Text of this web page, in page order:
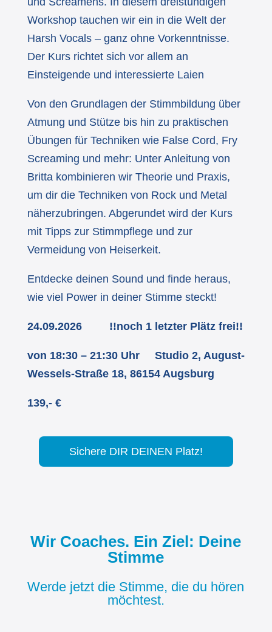
Workshop tauchen wir ein in die Welt der
Harsh Vocals – ganz ohne Vorkenntnisse.
Der Kurs richtet sich vor allem an
Einsteigende und interessierte Laien
Von den Grundlagen der Stimmbildung über
Atmung und Stütze bis hin zu praktischen
Übungen für Techniken wie False Cord, Fry
Screaming und mehr: Unter Anleitung von
Britta kombinieren wir Theorie und Praxis,
um dir die Techniken von Rock und Metal
näherzubringen. Abgerundet wird der Kurs
mit Tipps zur Stimmpflege und zur
Vermeidung von Heiserkeit.
Entdecke deinen Sound und finde heraus,
wie viel Power in deiner Stimme steckt!
24.09.2026 !!noch 1 letzter Plätz frei!!
von 18:30 – 21:30 Uhr Studio 2, August-
Wessels-Straße 18, 86154 Augsburg
139,- €
Sichere DIR DEINEN Platz!
Wir Coaches. Ein Ziel: Deine
Stimme
Werde jetzt die Stimme, die du hören
möchtest.